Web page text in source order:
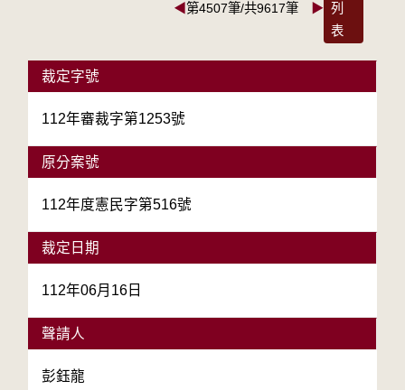
◀第4507筆/共9617筆 ▶ 列
表
裁定字號
112年審裁字第1253號
原分案號
112年度憲民字第516號
裁定日期
112年06月16日
聲請人
彭鈺龍